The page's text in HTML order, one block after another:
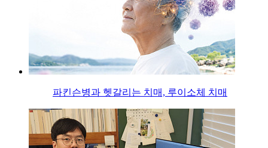
파킨슨병과 헷갈리는 치매, 루이소체 치매